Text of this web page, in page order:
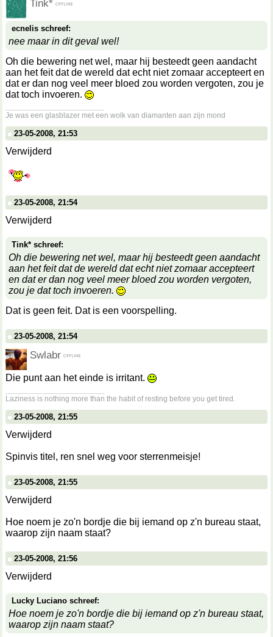
Tink*
ecnelis schreef:
nee maar in dit geval wel!
Oh die bewering net wel, maar hij besteedt geen aandacht
aan het feit dat de wereld dat echt niet zomaar accepteert en
dat er dan nog veel meer bloed zou worden vergoten, zou je
dat toch invoeren.
Je was een glasblazer met een wolk van diamanten aan zijn mond
23-05-2008, 21:53
Verwijderd
23-05-2008, 21:54
Verwijderd
Tink* schreef:
Oh die bewering net wel, maar hij besteedt geen aandacht
aan het feit dat de wereld dat echt niet zomaar accepteert
en dat er dan nog veel meer bloed zou worden vergoten,
zou je dat toch invoeren.
Dat is geen feit. Dat is een voorspelling.
23-05-2008, 21:54
Swlabr
Die punt aan het einde is irritant.
Laziness is nothing more than the habit of resting before you get tired.
23-05-2008, 21:55
Verwijderd
Spinvis titel, ren snel weg voor sterrenmeisje!
23-05-2008, 21:55
Verwijderd
Hoe noem je zo'n bordje die bij iemand op z'n bureau staat,
waarop zijn naam staat?
23-05-2008, 21:56
Verwijderd
Lucky Luciano schreef:
Hoe noem je zo'n bordje die bij iemand op z'n bureau staat,
waarop zijn naam staat?